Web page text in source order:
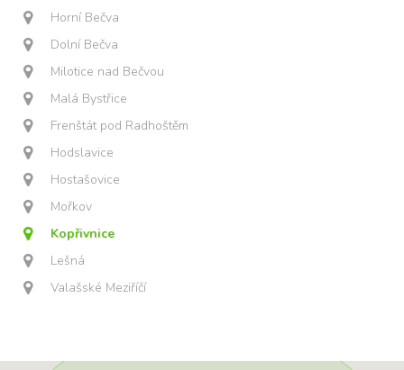
Horní Bečva
Dolní Bečva
Milotice nad Bečvou
Malá Bystřice
Frenštát pod Radhoštěm
Hodslavice
Hostašovice
Mořkov
Kopřivnice
Lešná
Valašské Meziříčí